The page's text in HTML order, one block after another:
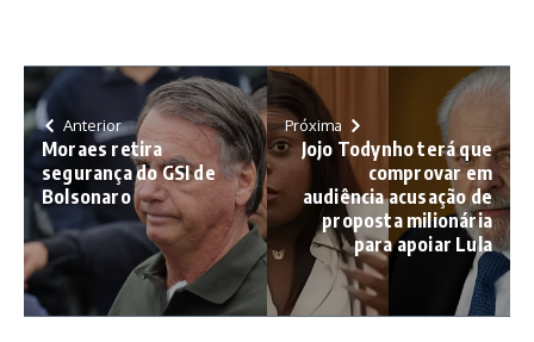
Anterior
Moraes retira
segurança do GSI de
Bolsonaro
Próxima
Jojo Todynho terá que
comprovar em
audiência acusação de
proposta milionária
para apoiar Lula